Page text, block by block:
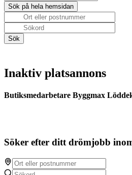
Inaktiv platsannons
Butiksmedarbetare Byggmax
Söker efter ditt drömjobb